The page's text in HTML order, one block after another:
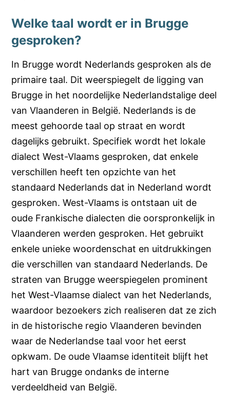
Welke taal wordt er in Brugge
gesproken?
In Brugge wordt Nederlands gesproken als de
primaire taal. Dit weerspiegelt de ligging van
Brugge in het noordelijke Nederlandstalige deel
van Vlaanderen in België. Nederlands is de
meest gehoorde taal op straat en wordt
dagelijks gebruikt. Specifiek wordt het lokale
dialect West-Vlaams gesproken, dat enkele
verschillen heeft ten opzichte van het
standaard Nederlands dat in Nederland wordt
gesproken. West-Vlaams is ontstaan uit de
oude Frankische dialecten die oorspronkelijk in
Vlaanderen werden gesproken. Het gebruikt
enkele unieke woordenschat en uitdrukkingen
die verschillen van standaard Nederlands. De
straten van Brugge weerspiegelen prominent
het West-Vlaamse dialect van het Nederlands,
waardoor bezoekers zich realiseren dat ze zich
in de historische regio Vlaanderen bevinden
waar de Nederlandse taal voor het eerst
opkwam. De oude Vlaamse identiteit blijft het
hart van Brugge ondanks de interne
verdeeldheid van België.